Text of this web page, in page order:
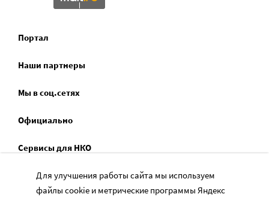
Портал
Наши партнеры
Мы в соц.сетях
Официально
Сервисы для НКО
Спецпроекты
Для улучшения работы сайта мы используем
файлы cookie и метрические программы Яндекс